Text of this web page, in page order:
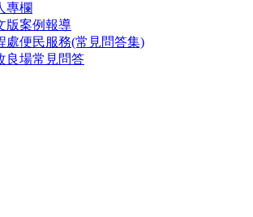
專欄
版案例報導
處便民服務(常見問答集)
良場常見問答